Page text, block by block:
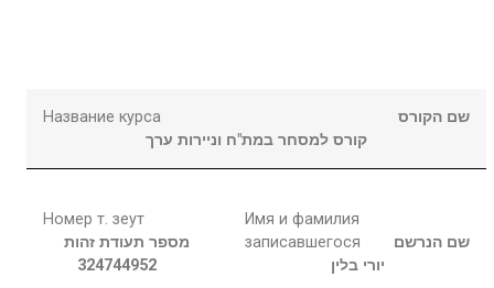
Название курса
שם הקורס
קורס למסחר במת"ח וניירות ערך
Номер т. зеут
מספר תעודת זהות
324744952
Имя и фамилия
записавшегося
שם הנרשם
יורי בלין